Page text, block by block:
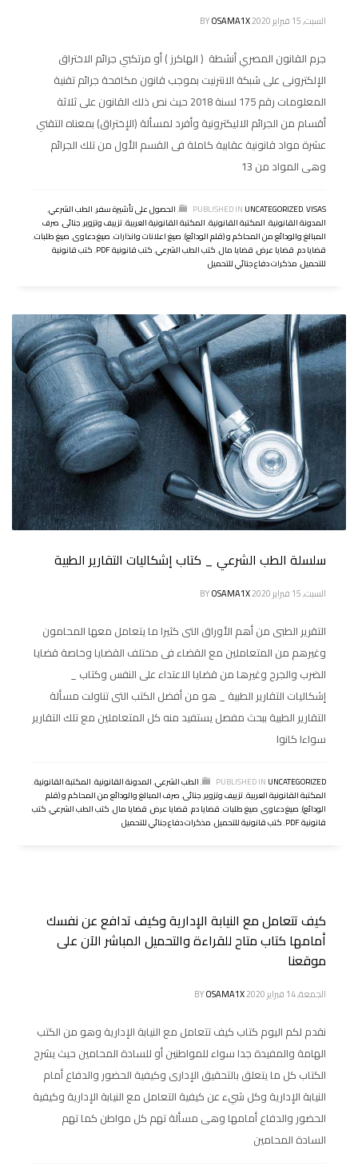
السبت, 15 فبراير 2020 BYOSAMA1X
جرم القانون المصري أنشطة ( الهاكرز ) أو مرتكبي جرائم الاختراق
الإلكترونى على شبكة الانترنيت بموجب قانون مكافحة جرائم تقنية
المعلومات رقم 175 لسنة 2018 حيث نص ذلك القانون على ثلاثة
أقسام من الجرائم الاليكترونية وأفرد لمسألة (الإختراق) بمعناه التقني
عشرة مواد قانونية عقابية كاملة فى القسم الأول من تلك الجرائم
وهى المواد من 13
PUBLISHED IN UNCATEGORIZED,VISAS
,الحصول على تأشيرة سفر,الطب الشرعي,
المدونة القانونية,المكتبة القانونية,المكتبة القانونية العربية,تزييف وتزوير,جنائى,صرف
المبالغ والودائع من المحاكم و (قلم الودائع),صيغ اعلانات وانذارات,صيغ دعاوى,صيغ طلبات,
قضايا دم,قضايا عرض,قضايا مال,كتب الطب الشرعي,كتب قانونية PDF ,كتب قانونية
للتحميل,مذكرات دفاع جنائي للتحميل
سلسلة الطب الشرعي _ كتاب إشكاليات التقارير الطبية
السبت, 15 فبراير 2020 BYOSAMA1X
التقرير الطبى من أهم الأوراق التى كثيرا ما يتعامل معها المحامون
وغيرهم من المتعاملين مع القضاء فى مختلف القضايا وخاصة قضايا
الضرب والجرح وغيرها من قضايا الاعتداء على النفس وكتاب _
إشكاليات التقارير الطبية _ هو من أفضل الكتب التى تناولت مسألة
التقارير الطبية ببحث مفصل يستفيد منه كل المتعاملين مع تلك التقارير
سواءا كانوا
PUBLISHED IN UNCATEGORIZED
,الطب الشرعي,المدونة القانونية,المكتبة القانونية,
المكتبة القانونية العربية,تزييف وتزوير,جنائى,صرف المبالغ والودائع من المحاكم و (قلم
الودائع),صيغ دعاوى,صيغ طلبات,قضايا دم,قضايا عرض,قضايا مال,كتب الطب الشرعي,كتب
قانونية PDF
,كتب قانونية للتحميل,مذكرات دفاع جنائي للتحميل
كيف تتعامل مع النيابة الإدارية وكيف تدافع عن نفسك
أمامها كتاب متاح للقراءة والتحميل المباشر الآن على
موقعنا
الجمعة, 14 فبراير 2020 BYOSAMA1X
نقدم لكم اليوم كتاب كيف تتعامل مع النيابة الإدارية وهو من الكتب
الهامة والمفيدة جدا سواء للمواطنين أو للسادة المحامين حيث يشرح
الكتاب كل ما يتعلق بالتحقيق الإدارى وكيفية الحضور والدفاع أمام
النيابة الإدارية وكل شيء عن كيفية التعامل مع النيابة الإدارية وكيفية
الحضور والدفاع أمامها وهى مسألة تهم كل مواطن كما تهم
السادة المحامين